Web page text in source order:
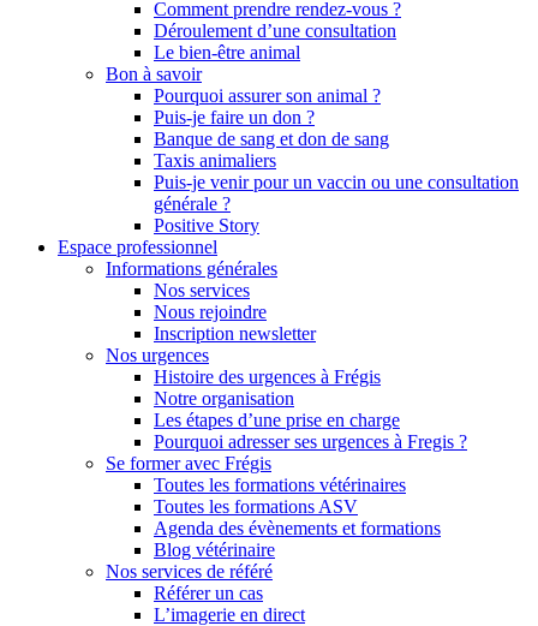
Comment prendre rendez-vous ?
Déroulement d’une consultation
Le bien-être animal
Bon à savoir
Pourquoi assurer son animal ?
Puis-je faire un don ?
Banque de sang et don de sang
Taxis animaliers
Puis-je venir pour un vaccin ou une consultation
générale ?
Positive Story
Espace professionnel
Informations générales
Nos services
Nous rejoindre
Inscription newsletter
Nos urgences
Histoire des urgences à Frégis
Notre organisation
Les étapes d’une prise en charge
Pourquoi adresser ses urgences à Fregis ?
Se former avec Frégis
Toutes les formations vétérinaires
Toutes les formations ASV
Agenda des évènements et formations
Blog vétérinaire
Nos services de référé
Référer un cas
L’imagerie en direct